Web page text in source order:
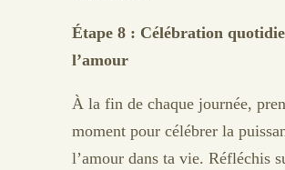
Étape 8 : Célébration
l’amour
À la fin de chaque journée,
moment pour célébrer la
l’amour dans ta vie. Réfléchis